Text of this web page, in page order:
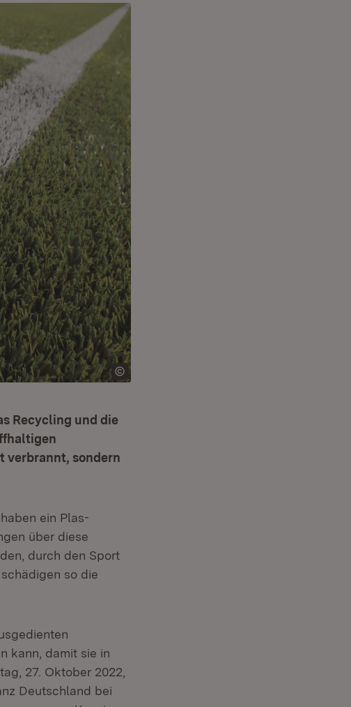
Recycling und die
verbrannt, sondern
ein Plas­
über diese
durch den Sport
so die
kann, damit sie in
27. Oktober 2022,
Deutschland bei